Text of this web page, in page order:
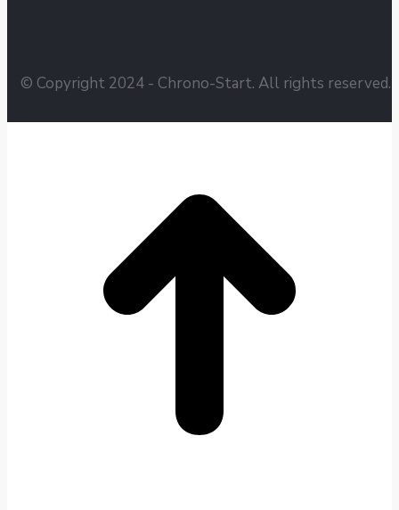
© Copyright 2024 - Chrono-Start. All rights reserved.